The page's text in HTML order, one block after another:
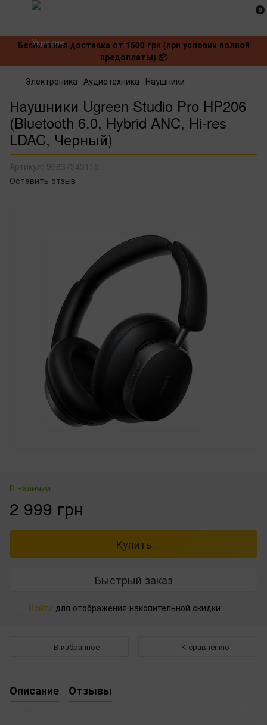
0
Бесплатная доставка от 1500 грн (при условии полной
предоплаты) 📦
Электроника Аудиотехника Наушники
Наушники Ugreen Studio Pro HP206
(Bluetooth 6.0, Hybrid ANC, Hi-res
LDAC, Черный)
Артикул: 96837343116
Оставить отзыв
В наличии
2 999 грн
Купить
Быстрый заказ
Войти для отображения накопительной скидки
В избранное К сравнению
Описание Отзывы